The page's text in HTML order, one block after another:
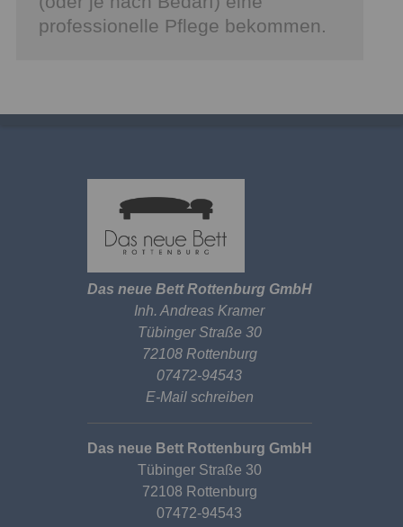
professionelle Pflege bekommen.
Das neue Bett Rottenburg GmbH
Inh. Andreas Kramer
Tübinger Straße 30
72108 Rottenburg
07472-94543
E-Mail schreiben
Das neue Bett Rottenburg GmbH
Tübinger Straße 30
72108 Rottenburg
07472-94543